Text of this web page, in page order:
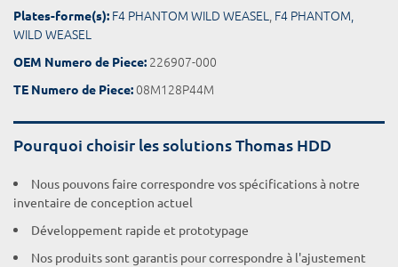
Plates-forme(s): F4 PHANTOM WILD WEASEL, F4 PHANTOM,
WILD WEASEL
OEM Numero de Piece: 226907-000
TE Numero de Piece:08M128P44M
Pourquoi choisir les solutions Thomas HDD
Nous pouvons faire correspondre vos spécifications à notre
inventaire de conception actuel
Développement rapide et prototypage
Nos produits sont garantis pour correspondre à l'ajustement